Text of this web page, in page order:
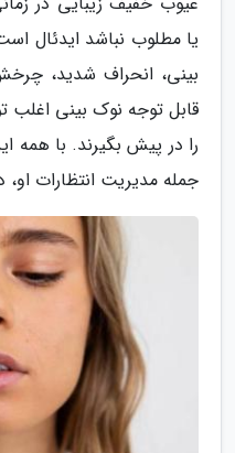
یا مطلوب نباشد ایدئال
بینی، انحراف شدید،
قابل توجه نوک بینی
را در پیش بگیرند. با همه
جمله مدیریت انتظارات